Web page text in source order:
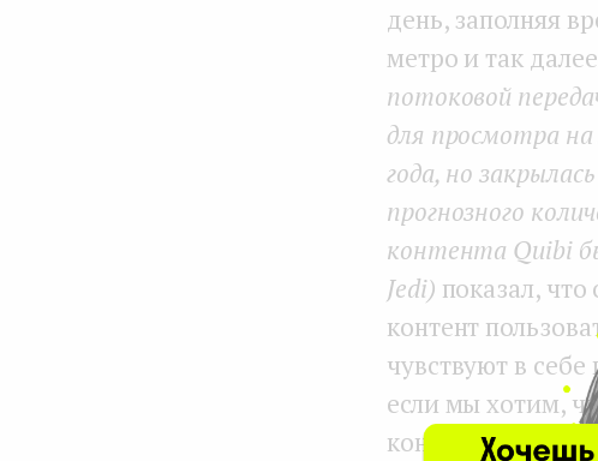
день, заполняя
метро и так
потоковой
для просмотра
года, но
прогнозного
контента Quibi
Jedi) показал,
контент
чувствуют в себе
если мы хотим,
контент внутри